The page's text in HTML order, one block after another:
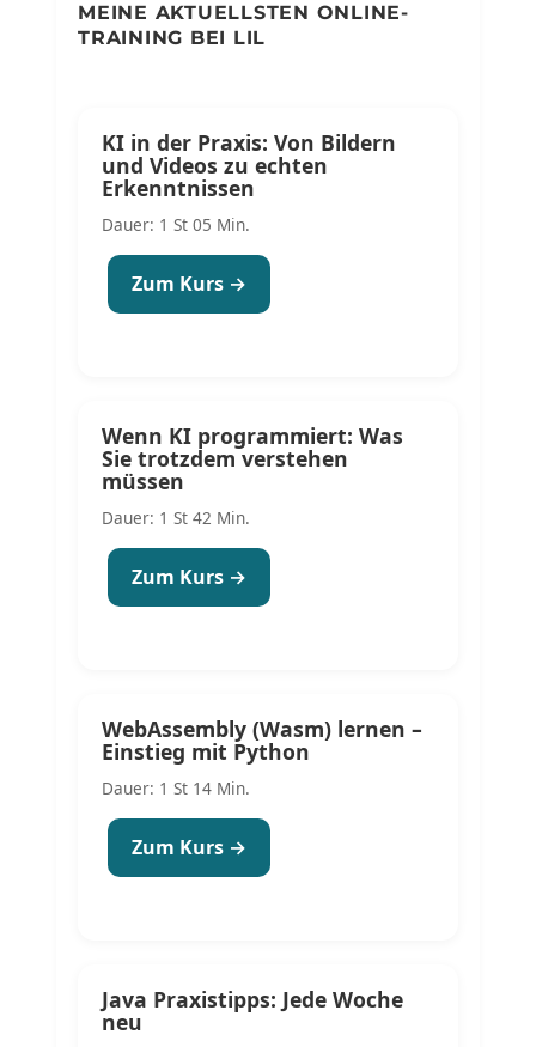
MEINE AKTUELLSTEN ONLINE-
TRAINING BEI LIL
KI in der Praxis: Von Bildern
und Videos zu echten
Erkenntnissen
Dauer: 1 St 05 Min.
Zum Kurs →
Wenn KI programmiert: Was
Sie trotzdem verstehen
müssen
Dauer: 1 St 42 Min.
Zum Kurs →
WebAssembly (Wasm) lernen –
Einstieg mit Python
Dauer: 1 St 14 Min.
Zum Kurs →
Java Praxistipps: Jede Woche
neu